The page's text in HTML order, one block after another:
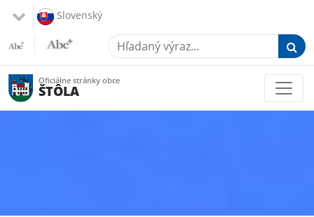
Slovenský
Hľadaný výraz...
Oficiálne stránky obce
ŠTÔLA